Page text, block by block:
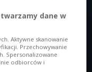
dane w
Aktywne skanowanie
Przechowywanie
Spersonalizowane
odbiorców i